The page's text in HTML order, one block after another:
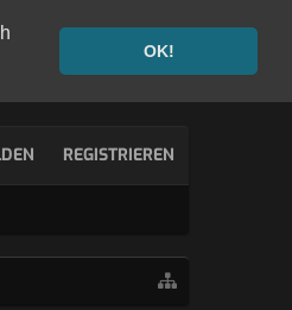
OK!
REGISTRIEREN